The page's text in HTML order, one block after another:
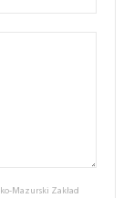
Mazurski Zakład